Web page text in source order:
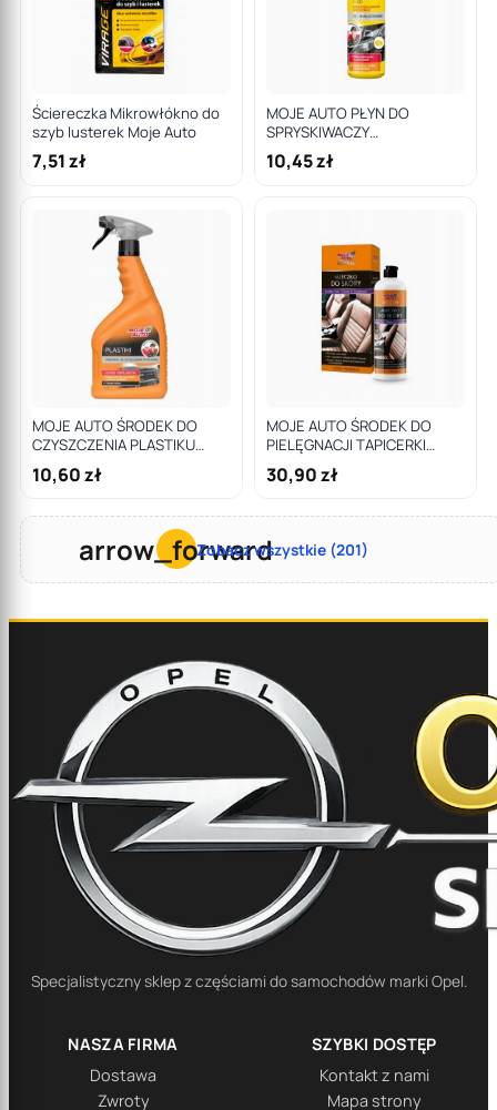
Ściereczka Mikrowłókno do
szyb lusterek Moje Auto
7,51 zł
MOJE AUTO ŚRODEK DO
CZYSZCZENIA PLASTIKU
650ML / MOJE AUTO
10,60 zł
MOJE AUTO PŁYN DO
SPRYSKIWACZY
KONCENTRAT 250ML
CYTRYNA / MOJE AUTO
10,45 zł
MOJE AUTO ŚRODEK DO
PIELĘGNACJI TAPICERKI
SKÓRZANEJ 500ML / MOJE
AUTO DETAI
30,90 zł
arrow_forwardZobacz wszystkie (201)
Specjalistyczny sklep z częściami do samochodów marki Opel.
NASZA FIRMA
Dostawa
Zwroty
SZYBKI DOSTĘP
Kontakt z nami
Mapa strony